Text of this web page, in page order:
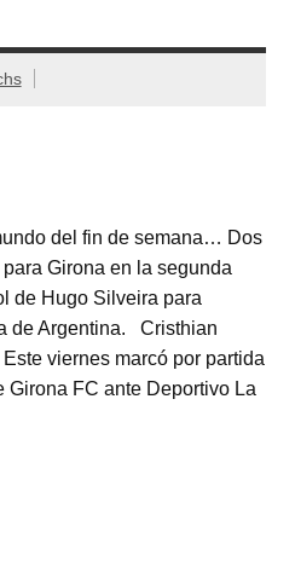
del fin de semana… Dos
Girona en la segunda
de Hugo Silveira para
de Argentina. Cristhian
viernes marcó por partida
Girona FC ante Deportivo La